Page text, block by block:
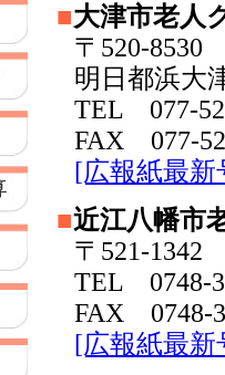
■大津市老人
〒520-8530
明日都浜大
TEL 077-
FAX 077-
[広報紙最
■近江八幡市
〒521-1342
TEL 0748-
FAX 0748-
[広報紙最